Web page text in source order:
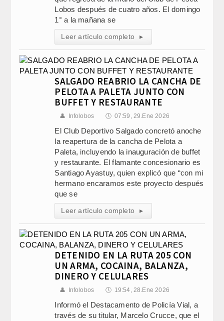
Lobos después de cuatro años. El domingo
1° a la mañana se
Leer artículo completo ▸
SALGADO REABRIO LA CANCHA DE
PELOTA A PALETA JUNTO CON
BUFFET Y RESTAURANTE
👤 Infolobos 🕔 07:59, 29.Ene 2026
El Club Deportivo Salgado concretó anoche
la reapertura de la cancha de Pelota a
Paleta, incluyendo la inauguración de buffet
y restaurante. El flamante concesionario es
Santiago Ayastuy, quien explicó que “con mi
hermano encaramos este proyecto después
que se
Leer artículo completo ▸
DETENIDO EN LA RUTA 205 CON
UN ARMA, COCAINA, BALANZA,
DINERO Y CELULARES
👤 Infolobos 🕔 19:54, 28.Ene 2026
Informó el Destacamento de Policía Vial, a
través de su titular, Marcelo Crucce, que el